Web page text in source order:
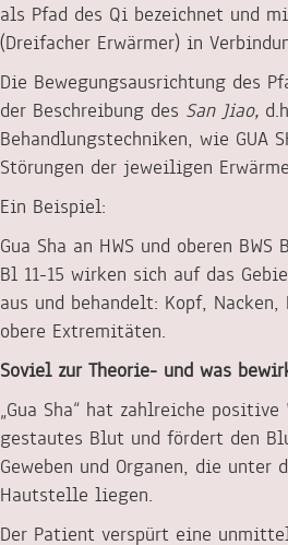
als Pfad des Qi bezeichnet und
(Dreifacher Erwärmer) in
Die Bewegungsausrichtung des
der Beschreibung des San Jiao,
Behandlungstechniken, wie GUA
Störungen der jeweiligen
Ein Beispiel:
Gua Sha an HWS und oberen BWS
Bl 11-15 wirken sich auf das
aus und behandelt: Kopf, Nacken,
obere Extremitäten.
Soviel zur Theorie- und was
„Gua Sha“ hat zahlreiche
gestautes Blut und fördert den
Geweben und Organen, die unter
Hautstelle liegen.
Der Patient verspürt eine